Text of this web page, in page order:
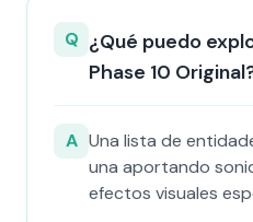
Q ¿Qué puedo
Phase 10
A Una lista de
una aportando
efectos visuales